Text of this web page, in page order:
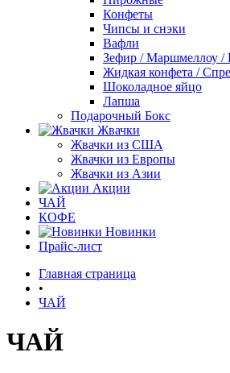
Конфеты
Чипсы и снэки
Вафли
Зефир / Маршмеллоу /
Жидкая конфета /
Шоколадное яйцо
Лапша
Подарочный Бокс
Жвачки
Жвачки из США
Жвачки из Европы
Жвачки из Азии
Акции
ЧАЙ
КОФЕ
Новинки
Прайс-лист
Главная страница
•
ЧАЙ
ЧАЙ